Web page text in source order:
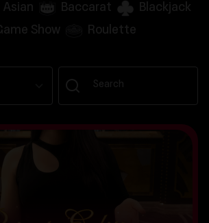
Asian Baccarat
Blackjack
Show
Roulette